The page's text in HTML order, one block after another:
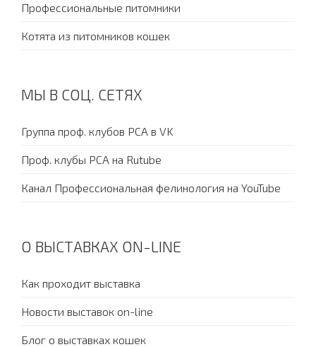
Профессиональные питомники
Котята из питомников кошек
МЫ В СОЦ. СЕТЯХ
Группа проф. клубов PCA в VK
Проф. клубы PCA на Rutube
Канал Профессиональная фелинология на YouTube
О ВЫСТАВКАХ ON-LINE
Как проходит выставка
Новости выставок on-line
Блог о выставках кошек